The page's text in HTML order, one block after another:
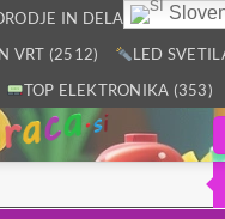
IN DELAVNICA
VRT (2512)
LED
TOP ELEKTRONIKA (353)